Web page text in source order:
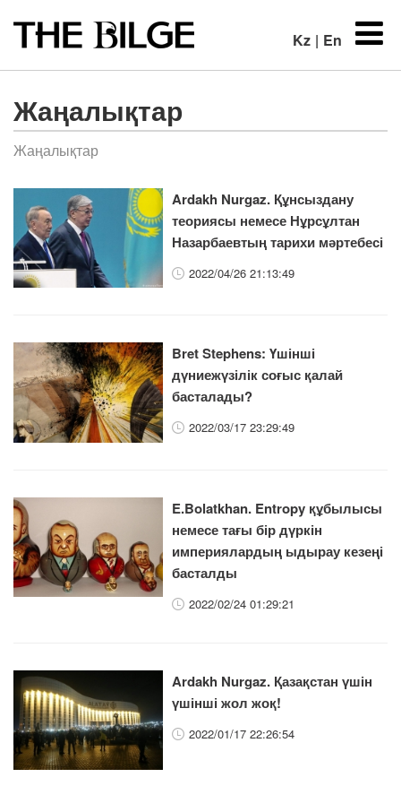
Kz | En
Жаңалықтар
Жаңалықтар
​Ardakh Nurgaz. Құнсыздану
теориясы немесе Нұрсұлтан
Назарбаевтың тарихи мәртебесі
2022/04/26 21:13:49
​Bret Stephens: Үшінші
дүниежүзілік соғыс қалай
басталады?
2022/03/17 23:29:49
E.Bolatkhan. Entropy құбылысы
немесе тағы бір дүркін
империялардың ыдырау кезеңі
басталды
2022/02/24 01:29:21
Ardakh Nurgaz. Қазақстан үшін
үшінші жол жоқ!
2022/01/17 22:26:54